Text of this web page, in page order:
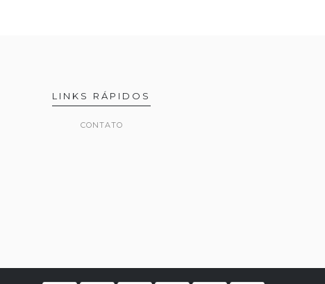
LINKS RÁPIDOS
CONTATO